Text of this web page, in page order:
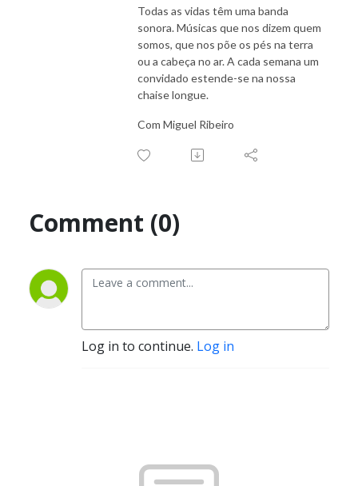
Todas as vidas têm uma banda
sonora. Músicas que nos dizem quem
somos, que nos põe os pés na terra
ou a cabeça no ar. A cada semana um
convidado estende-se na nossa
chaise longue.
Com Miguel Ribeiro
Comment (0)
Log in to continue. Log in